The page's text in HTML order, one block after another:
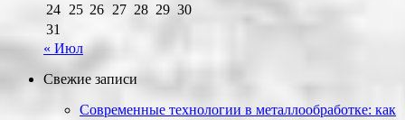
24 25 26 27 28 29 30
31
« Июл
Свежие записи
Современные технологии в металлообработке: как